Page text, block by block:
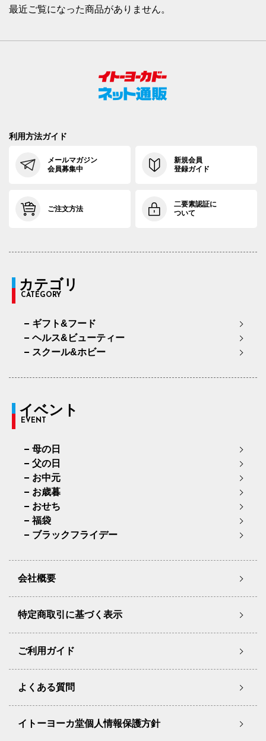
最近ご覧になった商品がありません。
利用方法ガイド
メールマガジン
会員募集中
新規会員
登録ガイド
ご注文方法
二要素認証に
ついて
カテゴリ
CATEGORY
ギフト&フード
ヘルス&ビューティー
スクール&ホビー
イベント
EVENT
母の日
父の日
お中元
お歳暮
おせち
福袋
ブラックフライデー
会社概要
特定商取引に基づく表示
ご利用ガイド
よくある質問
イトーヨーカ堂個人情報保護方針